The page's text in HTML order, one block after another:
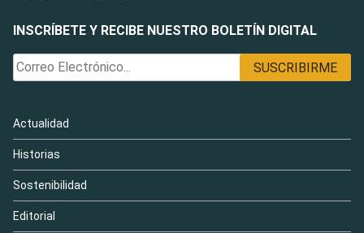
INSCRÍBETE Y RECIBE NUESTRO BOLETÍN DIGITAL
Actualidad
Historias
Sostenibilidad
Editorial